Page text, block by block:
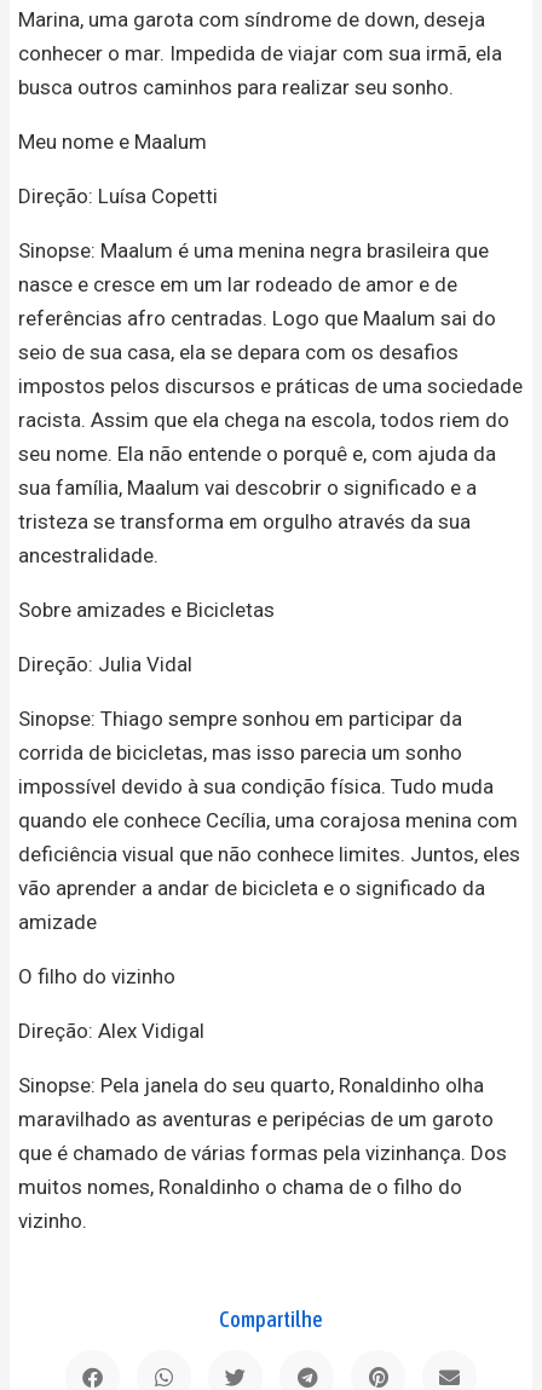
Marina, uma garota com síndrome de down, deseja
conhecer o mar. Impedida de viajar com sua irmã, ela
busca outros caminhos para realizar seu sonho.
Meu nome e Maalum
Direção: Luísa Copetti
Sinopse: Maalum é uma menina negra brasileira que
nasce e cresce em um lar rodeado de amor e de
referências afro centradas. Logo que Maalum sai do
seio de sua casa, ela se depara com os desafios
impostos pelos discursos e práticas de uma sociedade
racista. Assim que ela chega na escola, todos riem do
seu nome. Ela não entende o porquê e, com ajuda da
sua família, Maalum vai descobrir o significado e a
tristeza se transforma em orgulho através da sua
ancestralidade.
Sobre amizades e Bicicletas
Direção: Julia Vidal
Sinopse: Thiago sempre sonhou em participar da
corrida de bicicletas, mas isso parecia um sonho
impossível devido à sua condição física. Tudo muda
quando ele conhece Cecília, uma corajosa menina com
deficiência visual que não conhece limites. Juntos, eles
vão aprender a andar de bicicleta e o significado da
amizade
O filho do vizinho
Direção: Alex Vidigal
Sinopse: Pela janela do seu quarto, Ronaldinho olha
maravilhado as aventuras e peripécias de um garoto
que é chamado de várias formas pela vizinhança. Dos
muitos nomes, Ronaldinho o chama de o filho do
vizinho.
Compartilhe